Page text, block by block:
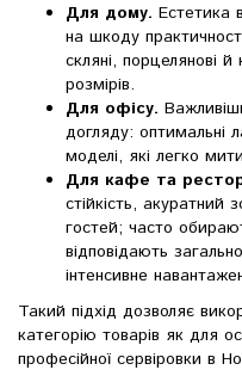
Для дому. Естетика
на шкоду
скляні, порцелянові й
розмірів.
Для офісу.
догляду: оптимальні
моделі, які легко
Для кафе та
стійкість, акуратний
гостей; часто
відповідають
інтенсивне
Такий підхід дозволяє
категорію товарів як для
професійної сервіровки в